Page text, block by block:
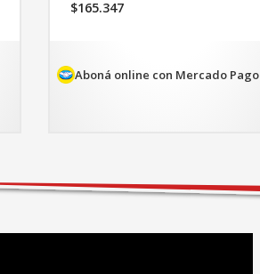
$165.347
es:
$165.347.
Aboná online con Mercado Pago